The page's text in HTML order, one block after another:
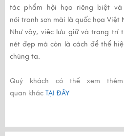
tác phẩm hội họa riêng biệt
nói tranh sơn mài là quốc họa Việt
Như vậy, việc lưu giữ và trang trí
nét đẹp mà còn là cách để thể
chúng ta.
Quý khách có thể xem
quan khác TẠI ĐÂY